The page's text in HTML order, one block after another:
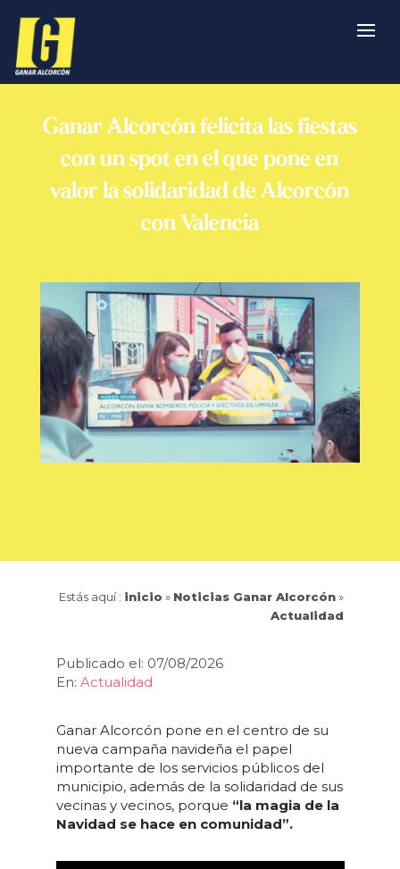
Ganar Alcorcón felicita las fiestas
con un spot en el que pone en
valor la solidaridad de Alcorcón
con Valencia
Estás aquí : inicio » Noticias Ganar Alcorcón»
Actualidad
Publicado el: 07/08/2026
En: Actualidad
Ganar Alcorcón pone en el centro de su
nueva campaña navideña el papel
importante de los servicios públicos del
municipio, además de la solidaridad de sus
vecinas y vecinos, porque “la magia de la
Navidad se hace en comunidad”.